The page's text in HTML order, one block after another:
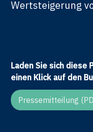
Wertsteigerung
Laden Sie sich diese
einen Klick auf den
Pressemitteilung